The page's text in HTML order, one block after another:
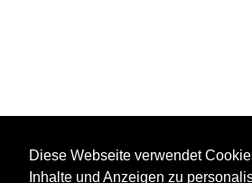
Diese Webseite verwendet
Inhalte und Anzeigen zu